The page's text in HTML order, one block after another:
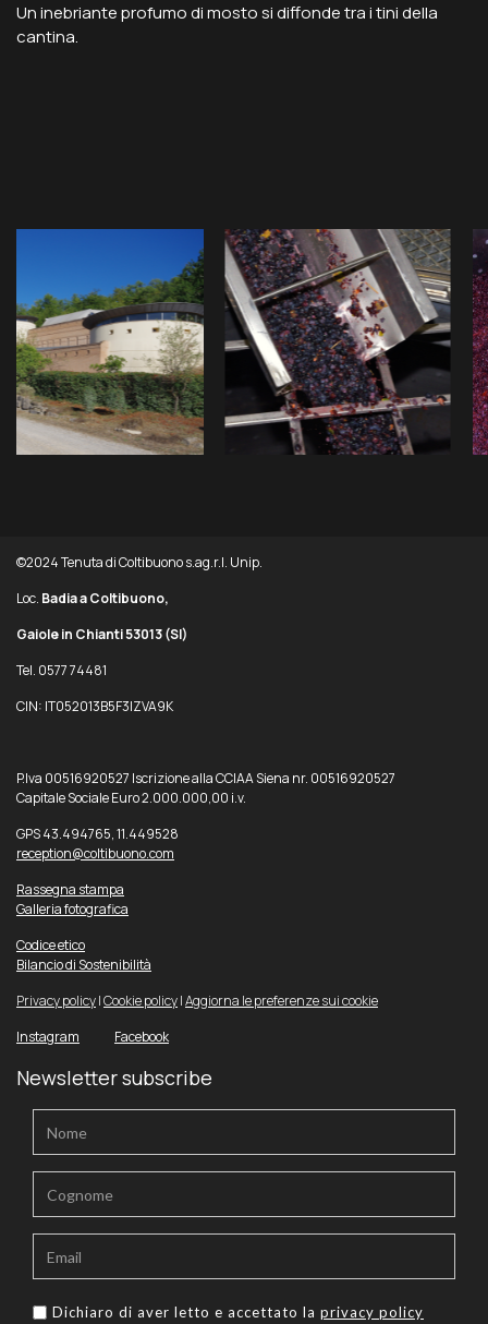
Un inebriante profumo di mosto si diffonde tra i tini della
cantina.
©2024 Tenuta di Coltibuono s.ag.r.l. Unip.
Loc. Badia a Coltibuono,
Gaiole in Chianti 53013(SI)
Tel. 0577 74481
CIN: IT052013B5F3IZVA9K
P.Iva 00516920527 Iscrizione alla CCIAA Siena nr. 00516920527
Capitale Sociale Euro 2.000.000,00 i.v.
GPS 43.494765, 11.449528
reception@coltibuono.com
Rassegna stampa
Galleria fotografica
Codice etico
Bilancio di Sostenibilità
Privacy policy|Cookie policy|Aggiorna le preferenze sui cookie
Instagram
Facebook
Newsletter subscribe